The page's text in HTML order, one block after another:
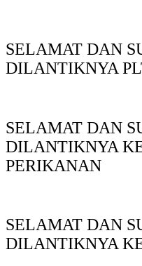
SELAMAT DAN
DILANTIKNYA
SELAMAT DAN
DILANTIKNYA
PERIKANAN
SELAMAT DAN
DILANTIKNYA